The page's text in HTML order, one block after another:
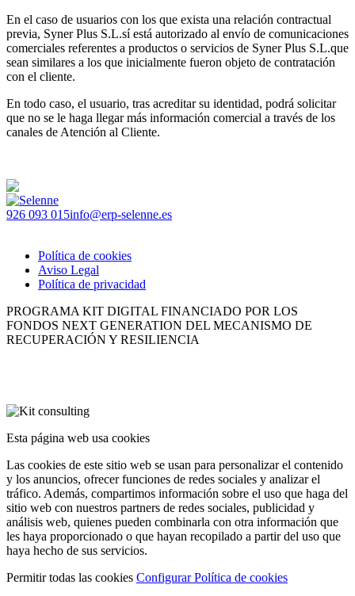
En el caso de usuarios con los que exista una relación contractual
previa, Syner Plus S.L.sí está autorizado al envío de comunicaciones
comerciales referentes a productos o servicios de Syner Plus S.L.que
sean similares a los que inicialmente fueron objeto de contratación
con el cliente.
En todo caso, el usuario, tras acreditar su identidad, podrá solicitar
que no se le haga llegar más información comercial a través de los
canales de Atención al Cliente.
926 093 015info@erp-selenne.es
Política de cookies
Aviso Legal
Política de privacidad
PROGRAMA KIT DIGITAL FINANCIADO POR LOS
FONDOS NEXT GENERATION DEL MECANISMO DE
RECUPERACIÓN Y RESILIENCIA
Esta página web usa cookies
Las cookies de este sitio web se usan para personalizar el contenido
y los anuncios, ofrecer funciones de redes sociales y analizar el
tráfico. Además, compartimos información sobre el uso que haga del
sitio web con nuestros partners de redes sociales, publicidad y
análisis web, quienes pueden combinarla con otra información que
les haya proporcionado o que hayan recopilado a partir del uso que
haya hecho de sus servicios.
Permitir todas las cookies ConfigurarPolítica de cookies